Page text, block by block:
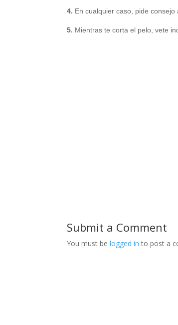
4. En cualquier caso, pide
5. Mientras te corta el pelo, vete
Submit a Comment
You must belogged in to post a